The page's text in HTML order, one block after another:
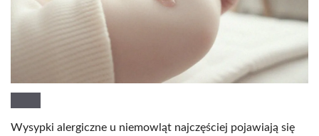
Wysypki alergiczne u niemowląt najczęściej pojawiają się